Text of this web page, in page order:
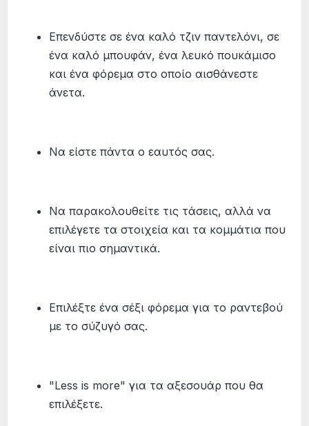
Επενδύστε σε ένα καλό τζιν παντελόνι, σε
ένα καλό μπουφάν, ένα λευκό πουκάμισο
και ένα φόρεμα στο οποίο αισθάνεστε
άνετα.
Να είστε πάντα ο εαυτός σας.
Να παρακολουθείτε τις τάσεις, αλλά να
επιλέγετε τα στοιχεία και τα κομμάτια που
είναι πιο σημαντικά.
Επιλέξτε ένα σέξι φόρεμα για το ραντεβού
με το σύζυγό σας.
"Less is more" για τα αξεσουάρ που θα
επιλέξετε.